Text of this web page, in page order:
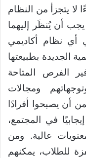
لا يتجزأ من النظام
يجب أن يُنظَر إليهما
أي نظام أكاديمي
الجديدة بطبيعتها
الفرص المتاحة
ومجالات
أن يصبحوا أفرادًا
في المجتمع،
عالية. ومن
للطلاب، يمكنهم